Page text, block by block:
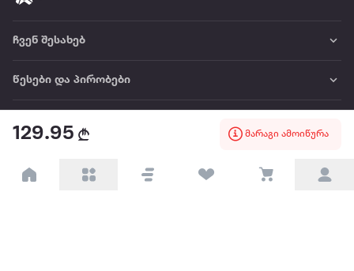
129.95 მარაგი ამოიწურა
ჩვენ შესახებ
წესები და პირობები